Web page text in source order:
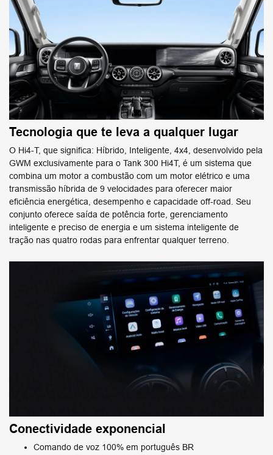
Tecnologia que te leva a qualquer lugar
O Hi4-T, que significa: Híbrido, Inteligente, 4x4, desenvolvido pela
GWM exclusivamente para o Tank 300 Hi4T, é um sistema que
combina um motor a combustão com um motor elétrico e uma
transmissão híbrida de 9 velocidades para oferecer maior
eficiência energética, desempenho e capacidade off-road. Seu
conjunto oferece saída de potência forte, gerenciamento
inteligente e preciso de energia e um sistema inteligente de
tração nas quatro rodas para enfrentar qualquer terreno.
Conectividade exponencial
Comando de voz 100% em português BR